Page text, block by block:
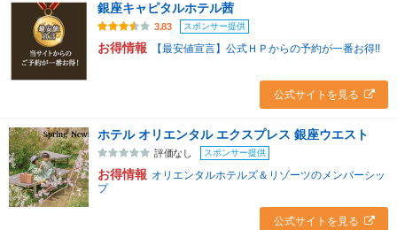
銀座キャピタルホテル茜
3.83 スポンサー提供
お得情報 【最安値宣言】公式ＨＰからの予約が一番お得!!
公式サイトを見る
ホテル オリエンタル エクスプレス 銀座ウエスト
評価なし スポンサー提供
お得情報 オリエンタルホテルズ＆リゾーツのメンバーシッ
プ
公式サイトを見る